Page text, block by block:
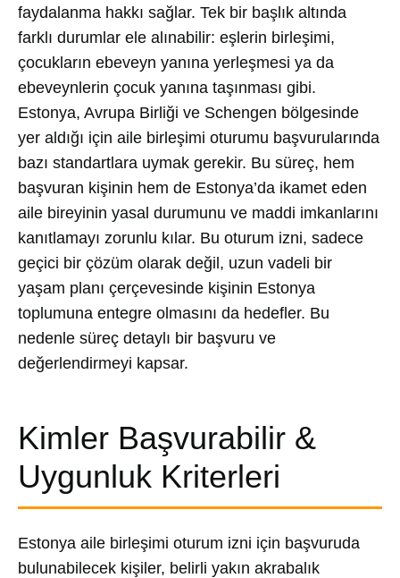
faydalanma hakkı sağlar. Tek bir başlık altında
farklı durumlar ele alınabilir: eşlerin birleşimi,
çocukların ebeveyn yanına yerleşmesi ya da
ebeveynlerin çocuk yanına taşınması gibi.
Estonya, Avrupa Birliği ve Schengen bölgesinde
yer aldığı için aile birleşimi oturumu başvurularında
bazı standartlara uymak gerekir. Bu süreç, hem
başvuran kişinin hem de Estonya’da ikamet eden
aile bireyinin yasal durumunu ve maddi imkanlarını
kanıtlamayı zorunlu kılar. Bu oturum izni, sadece
geçici bir çözüm olarak değil, uzun vadeli bir
yaşam planı çerçevesinde kişinin Estonya
toplumuna entegre olmasını da hedefler. Bu
nedenle süreç detaylı bir başvuru ve
değerlendirmeyi kapsar.
Kimler Başvurabilir &
Uygunluk Kriterleri
Estonya aile birleşimi oturum izni için başvuruda
bulunabilecek kişiler, belirli yakın akrabalık